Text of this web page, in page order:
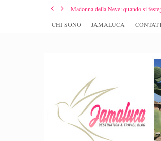
Madonna della Neve: quando si
CHI SONO
JAMALUCA